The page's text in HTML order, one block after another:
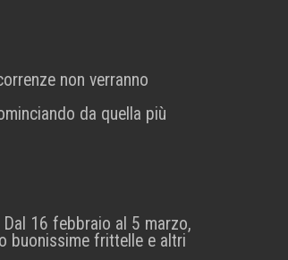
non verranno
da quella più
Dal 16 febbraio al 5 marzo,
buonissime frittelle e altri